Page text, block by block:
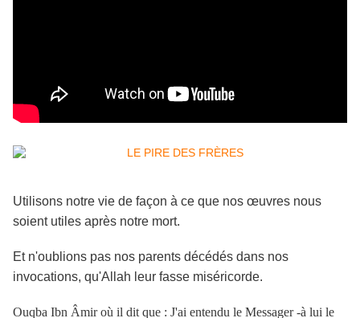
Utilisons notre vie de façon à ce que nos œuvres nous
soient utiles après notre mort.
Et n'oublions pas nos parents décédés dans nos
invocations, qu'Allah leur fasse miséricorde.
Ouqba Ibn Âmir où il dit que : J'ai entendu le Messager -à lui le